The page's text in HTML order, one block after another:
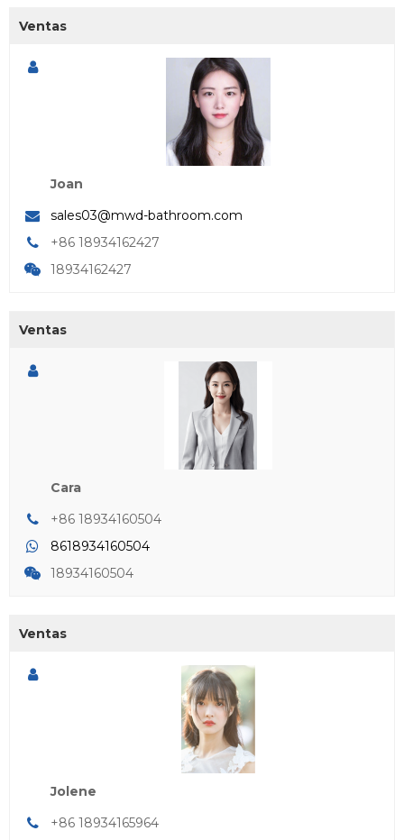
Ventas
Joan
sales03@mwd-bathroom.com
+86 18934162427
18934162427
Ventas
Cara
+86 18934160504
8618934160504
18934160504
Ventas
Jolene
+86 18934165964